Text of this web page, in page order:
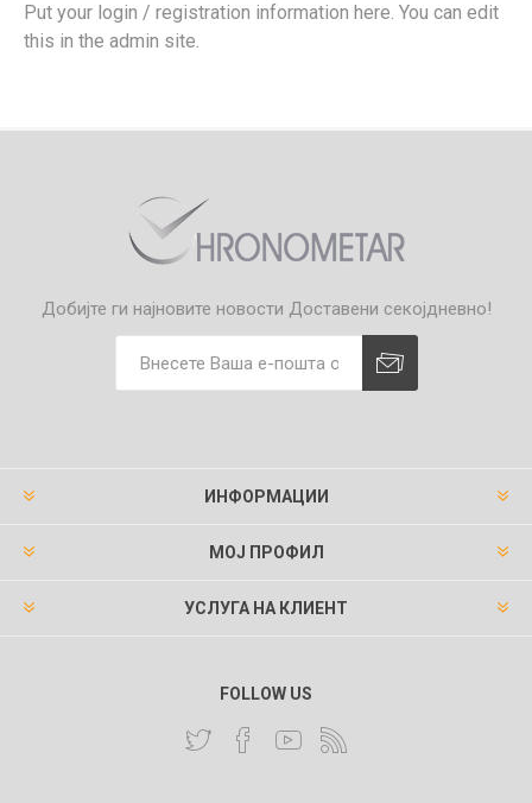
Put your login / registration information here. You can edit
this in the admin site.
Добијте ги најновите новости Доставени секојдневно!
ИНФОРМАЦИИ
МОЈ ПРОФИЛ
УСЛУГА НА КЛИЕНТ
FOLLOW US